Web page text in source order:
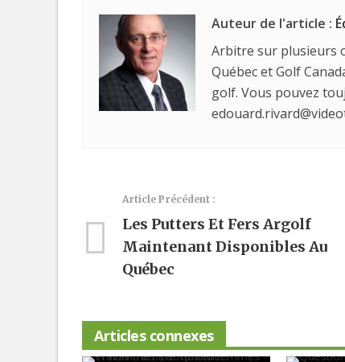
Auteur de l'article :
Arbitre sur plusieurs
Québec et Golf
golf. Vous pouvez
Article Précédent :
Les Putters Et Fers Argolf
Maintenant Disponibles Au
Québec
Articles connexes